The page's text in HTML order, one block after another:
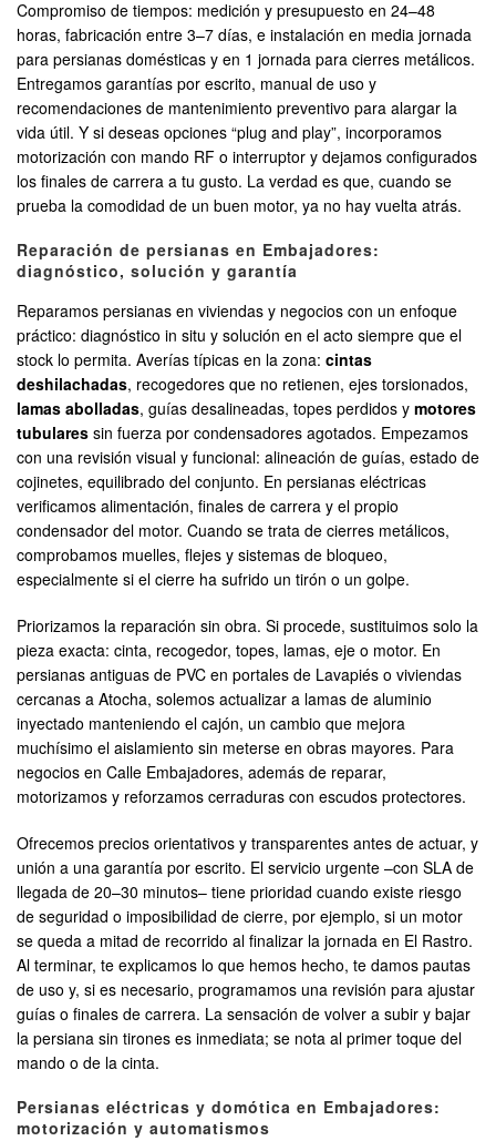
Compromiso de tiempos: medición y presupuesto en 24–48
horas, fabricación entre 3–7 días, e instalación en media jornada
para persianas domésticas y en 1 jornada para cierres metálicos.
Entregamos garantías por escrito, manual de uso y
recomendaciones de mantenimiento preventivo para alargar la
vida útil. Y si deseas opciones “plug and play”, incorporamos
motorización con mando RF o interruptor y dejamos configurados
los finales de carrera a tu gusto. La verdad es que, cuando se
prueba la comodidad de un buen motor, ya no hay vuelta atrás.
Reparación de persianas en Embajadores:
diagnóstico, solución y garantía
Reparamos persianas en viviendas y negocios con un enfoque
práctico: diagnóstico in situ y solución en el acto siempre que el
stock lo permita. Averías típicas en la zona: cintas
deshilachadas, recogedores que no retienen, ejes torsionados,
lamas abolladas, guías desalineadas, topes perdidos y motores
tubulares sin fuerza por condensadores agotados. Empezamos
con una revisión visual y funcional: alineación de guías, estado de
cojinetes, equilibrado del conjunto. En persianas eléctricas
verificamos alimentación, finales de carrera y el propio
condensador del motor. Cuando se trata de cierres metálicos,
comprobamos muelles, flejes y sistemas de bloqueo,
especialmente si el cierre ha sufrido un tirón o un golpe.
Priorizamos la reparación sin obra. Si procede, sustituimos solo la
pieza exacta: cinta, recogedor, topes, lamas, eje o motor. En
persianas antiguas de PVC en portales de Lavapiés o viviendas
cercanas a Atocha, solemos actualizar a lamas de aluminio
inyectado manteniendo el cajón, un cambio que mejora
muchísimo el aislamiento sin meterse en obras mayores. Para
negocios en Calle Embajadores, además de reparar,
motorizamos y reforzamos cerraduras con escudos protectores.
Ofrecemos precios orientativos y transparentes antes de actuar, y
unión a una garantía por escrito. El servicio urgente –con SLA de
llegada de 20–30 minutos– tiene prioridad cuando existe riesgo
de seguridad o imposibilidad de cierre, por ejemplo, si un motor
se queda a mitad de recorrido al finalizar la jornada en El Rastro.
Al terminar, te explicamos lo que hemos hecho, te damos pautas
de uso y, si es necesario, programamos una revisión para ajustar
guías o finales de carrera. La sensación de volver a subir y bajar
la persiana sin tirones es inmediata; se nota al primer toque del
mando o de la cinta.
Persianas eléctricas y domótica en Embajadores:
motorización y automatismos